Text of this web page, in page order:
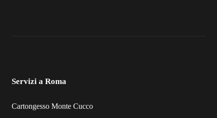
Servizi a Roma
Cartongesso Monte Cucco